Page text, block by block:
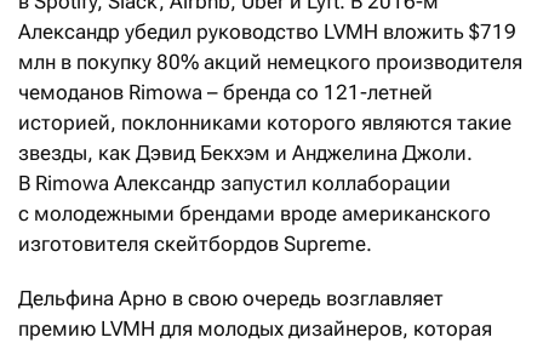
Александр убедил руководство LVMH вложить $719
млн в покупку 80% акций немецкого производителя
чемоданов Rimowa – бренда со 121-летней
историей, поклонниками которого являются такие
звезды, как Дэвид Бекхэм и Анджелина Джоли.
В Rimowa Александр запустил коллаборации
с молодежными брендами вроде американского
изготовителя скейтбордов Supreme.
Дельфина Арно в свою очередь возглавляет
премию LVMH для молодых дизайнеров, которая